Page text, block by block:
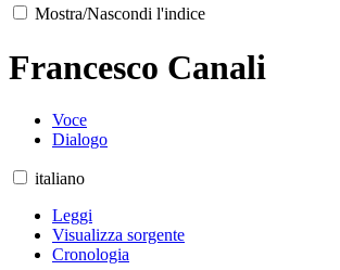
Mostra/Nascondi l'indice
Francesco Canali
Voce
Dialogo
italiano
Leggi
Visualizza sorgente
Cronologia